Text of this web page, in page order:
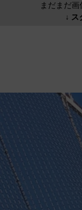
まだまだ画
↓ ス